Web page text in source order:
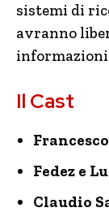
sistemi di
avranno
Il Cast
Fedez e
Claudio